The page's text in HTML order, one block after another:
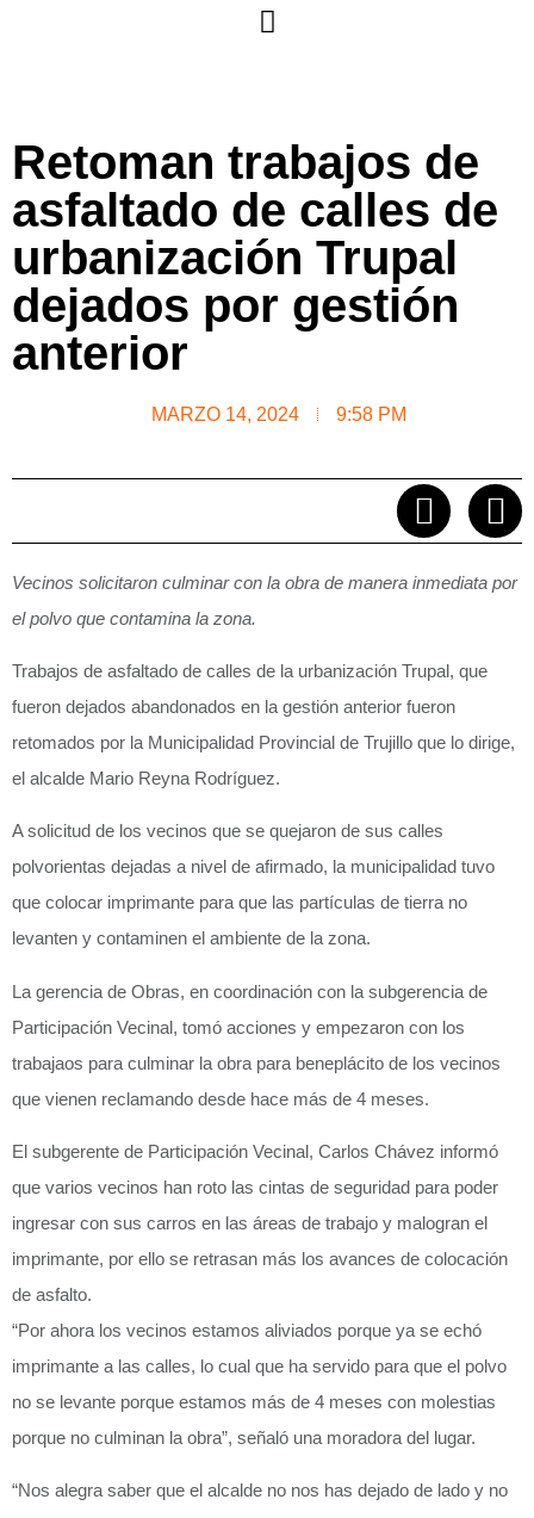
Retoman trabajos de
asfaltado de calles de
urbanización Trupal
dejados por gestión
anterior
MARZO 14, 2024 9:58 PM
Vecinos solicitaron culminar con la obra de manera inmediata por
el polvo que contamina la zona.
Trabajos de asfaltado de calles de la urbanización Trupal, que
fueron dejados abandonados en la gestión anterior fueron
retomados por la Municipalidad Provincial de Trujillo que lo dirige,
el alcalde Mario Reyna Rodríguez.
A solicitud de los vecinos que se quejaron de sus calles
polvorientas dejadas a nivel de afirmado, la municipalidad tuvo
que colocar imprimante para que las partículas de tierra no
levanten y contaminen el ambiente de la zona.
La gerencia de Obras, en coordinación con la subgerencia de
Participación Vecinal, tomó acciones y empezaron con los
trabajaos para culminar la obra para beneplácito de los vecinos
que vienen reclamando desde hace más de 4 meses.
El subgerente de Participación Vecinal, Carlos Chávez informó
que varios vecinos han roto las cintas de seguridad para poder
ingresar con sus carros en las áreas de trabajo y malogran el
imprimante, por ello se retrasan más los avances de colocación
de asfalto.
“Por ahora los vecinos estamos aliviados porque ya se echó
imprimante a las calles, lo cual que ha servido para que el polvo
no se levante porque estamos más de 4 meses con molestias
porque no culminan la obra”, señaló una moradora del lugar.
“Nos alegra saber que el alcalde no nos has dejado de lado y no